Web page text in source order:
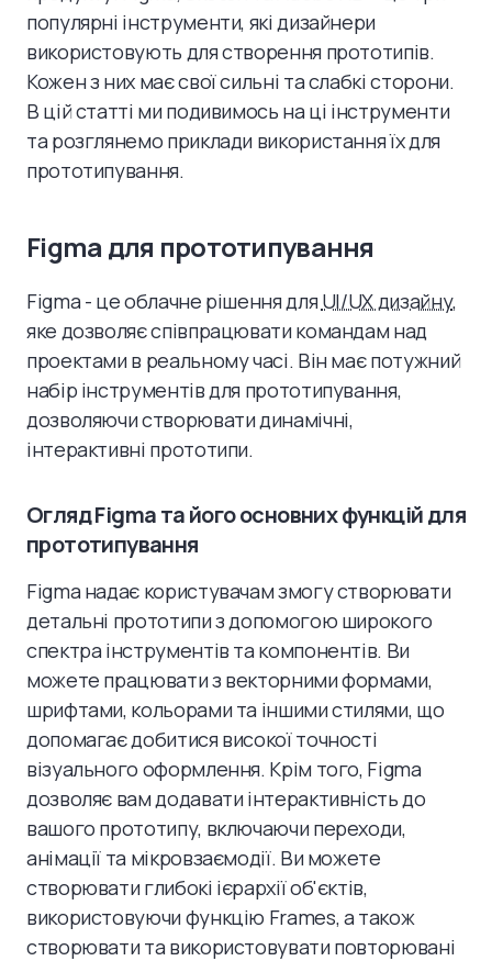
популярні інструменти, які дизайнери
використовують для створення прототипів.
Кожен з них має свої сильні та слабкі сторони.
В цій статті ми подивимось на ці інструменти
та розглянемо приклади використання їх для
прототипування.
Figma для прототипування
Figma - це облачне рішення дляUI/UX дизайну,
яке дозволяє співпрацювати командам над
проектами в реальному часі. Він має потужний
набір інструментів для прототипування,
дозволяючи створювати динамічні,
інтерактивні прототипи.
Огляд Figma та його основних функцій для
прототипування
Figma надає користувачам змогу створювати
детальні прототипи з допомогою широкого
спектра інструментів та компонентів. Ви
можете працювати з векторними формами,
шрифтами, кольорами та іншими стилями, що
допомагає добитися високої точності
візуального оформлення. Крім того, Figma
дозволяє вам додавати інтерактивність до
вашого прототипу, включаючи переходи,
анімації та мікровзаємодії. Ви можете
створювати глибокі ієрархії об'єктів,
використовуючи функцію Frames, а також
створювати та використовувати повторювані